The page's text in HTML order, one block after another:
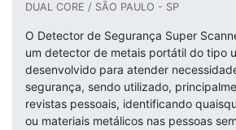
DUAL CORE / SÃO PAULO - SP
O Detector de Segurança Super
um detector de metais portátil do tipo
desenvolvido para atender
segurança, sendo utilizado,
revistas pessoais, identificando
ou materiais metálicos nas pessoas